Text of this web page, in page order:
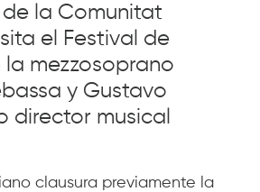
de la Comunitat
el Festival de
mezzosoprano
y Gustavo
director musical
clausura previamente la